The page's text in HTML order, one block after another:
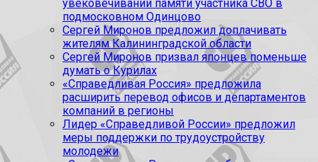
увековечивании памяти участника СВО в
подмосковном Одинцово
Сергей Миронов предложил доплачивать
жителям Калининградской области
Сергей Миронов призвал японцев поменьше
думать о Курилах
«Справедливая Россия» предложила
расширить перевод офисов и департаментов
компаний в регионы
Лидер «Справедливой России» предложил
меры поддержки по трудоустройству
молодежи